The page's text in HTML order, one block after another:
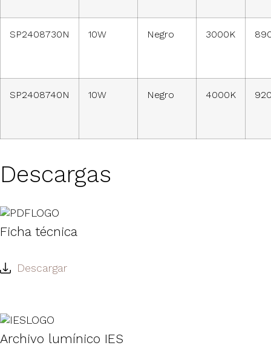
SP2408730N 10W Negro 3000K
SP2408740N 10W Negro 4000K
Descargas
Ficha técnica
Descargar
Archivo lumínico IES